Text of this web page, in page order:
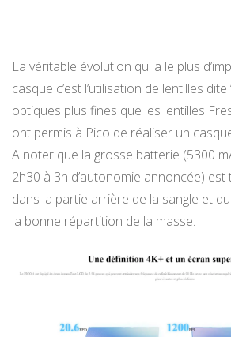
La véritable évolution qui a le plus
casque c’est l’utilisation de lentilles dite
optiques plus fines que les lentilles
ont permis à Pico de réaliser un
A noter que la grosse batterie (5300
2h30 à 3h d’autonomie annoncée)
dans la partie arrière de la sangle et
la bonne répartition de la masse.